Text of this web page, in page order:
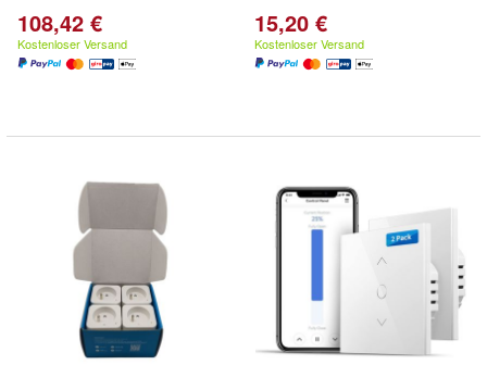
108,42 €
Kostenloser Versand
15,20 €
Kostenloser Versand